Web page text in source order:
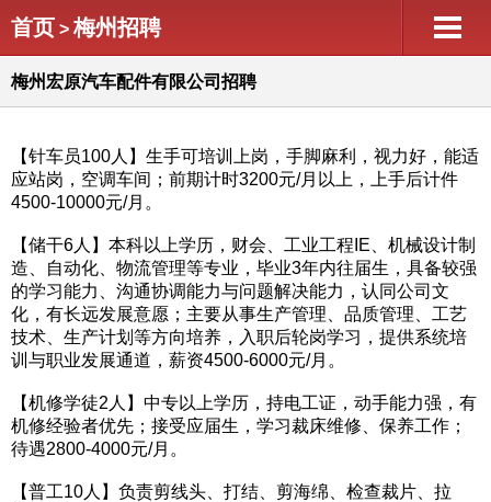
首页 > 梅州招聘
梅州宏原汽车配件有限公司招聘
【针车员100人】生手可培训上岗，手脚麻利，视力好，能适
应站岗，空调车间；前期计时3200元/月以上，上手后计件
4500-10000元/月。
【储干6人】本科以上学历，财会、工业工程IE、机械设计制
造、自动化、物流管理等专业，毕业3年内往届生，具备较强
的学习能力、沟通协调能力与问题解决能力，认同公司文
化，有长远发展意愿；主要从事生产管理、品质管理、工艺
技术、生产计划等方向培养，入职后轮岗学习，提供系统培
训与职业发展通道，薪资4500-6000元/月。
【机修学徒2人】中专以上学历，持电工证，动手能力强，有
机修经验者优先；接受应届生，学习裁床维修、保养工作；
待遇2800-4000元/月。
【普工10人】负责剪线头、打结、剪海绵、检查裁片、拉